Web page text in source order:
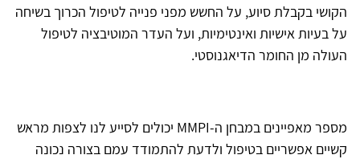
הקושי בקבלת סיוע, על החשש מפני פנייה לטיפול הכרוך בשיחה
על בעיות אישיות ואינטימיות, ועל העדר המוטיבציה לטיפול
העולה מן החומר הדיאגנוסטי.
מספר מאפיינים במבחן ה-MMPI יכולים לסייע לנו לצפות מראש
קשיים אפשריים בטיפול ולדעת להתמודד עמם בצורה נכונה